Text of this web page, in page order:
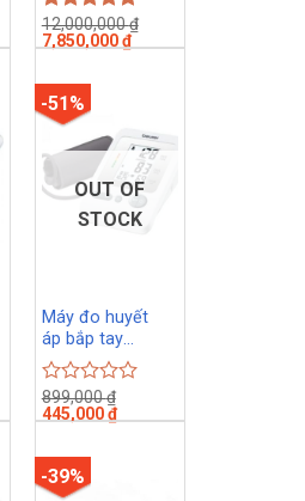
Rated5.00
out of 5
12,000,000₫
7,850,000₫
-51%
OUT OF
STOCK
Máy đo huyết
áp bắp tay
Beurer BM26
Rated
0
of
5
899,000₫
445,000₫
-39%